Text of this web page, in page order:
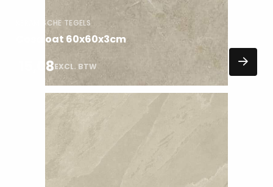
KERAMISCHE TEGELS
Cosa oat 60x60x3cm
15,08EXCL. BTW